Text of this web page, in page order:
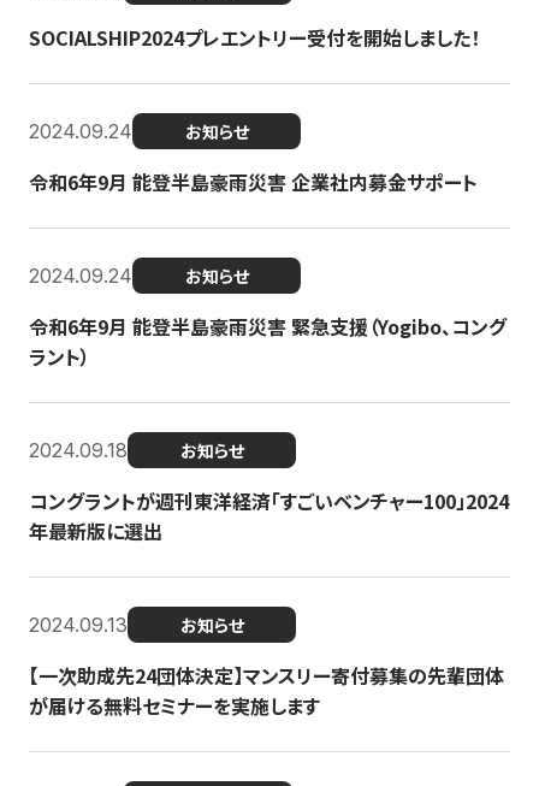
SOCIALSHIP2024プレエントリー受付を開始しました！
2024.09.24 お知らせ
令和6年9月 能登半島豪雨災害 企業社内募金サポート
2024.09.24 お知らせ
令和6年9月 能登半島豪雨災害 緊急支援（Yogibo、コング
ラント）
2024.09.18 お知らせ
コングラントが週刊東洋経済「すごいベンチャー100」2024
年最新版に選出
2024.09.13 お知らせ
【一次助成先24団体決定】マンスリー寄付募集の先輩団体
が届ける無料セミナーを実施します